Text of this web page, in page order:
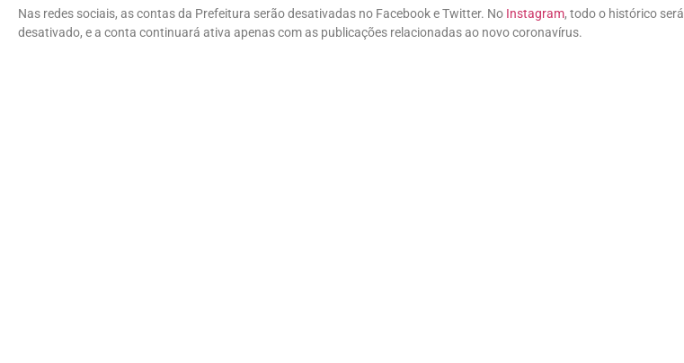
Nas redes sociais, as contas da Prefeitura serão desativadas no Facebook e Twitter. No Instagram, todo o histórico será
desativado, e a conta continuará ativa apenas com as publicações relacionadas ao novo coronavírus.